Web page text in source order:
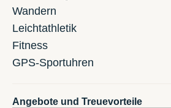
Wandern
Leichtathletik
Fitness
GPS-Sportuhren
Angebote und Treuevorteile